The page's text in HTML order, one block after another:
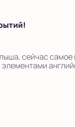
сейчас